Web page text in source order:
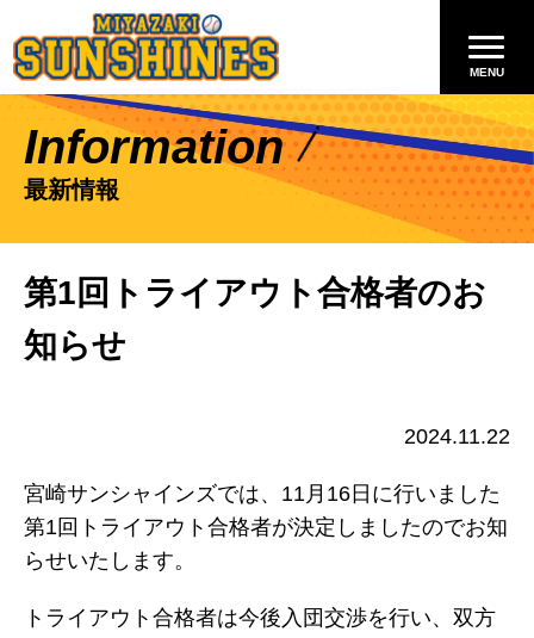
Information
最新情報
第1回トライアウト合格者のお
知らせ
2024.11.22
宮崎サンシャインズでは、11月16日に行いました
第1回トライアウト合格者が決定しましたのでお知
らせいたします。
トライアウト合格者は今後入団交渉を行い、双方